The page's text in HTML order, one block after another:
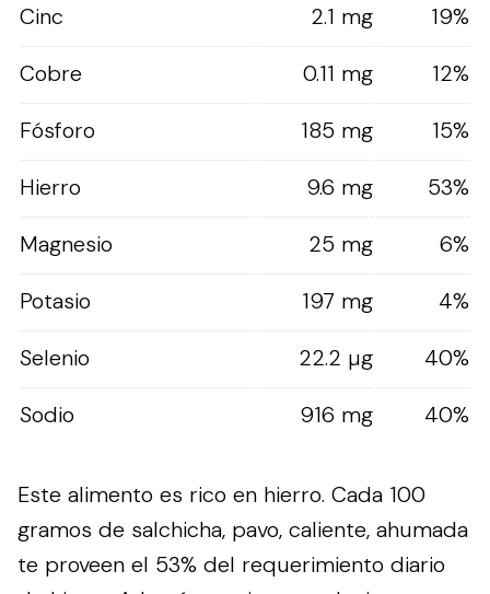
Cinc
2.1 mg
19%
Cobre
0.11 mg
12%
Fósforo
185 mg
15%
Hierro
9.6 mg
53%
Magnesio
25 mg
6%
Potasio
197 mg
4%
Selenio
22.2 µg
40%
Sodio
916 mg 40%
Este alimento es rico en hierro. Cada 100
gramos de salchicha, pavo, caliente, ahumada
te proveen el 53% del requerimiento diario